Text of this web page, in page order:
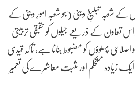
شعبہ تبلیغِ دینی (جو شعبہ امورِ دینی کے
کے ذریعے جیلوں کو حقیقی تربیتی
پہلوؤں کو مضبوط بنانا ہے، تاکہ قیدی
زیادہ مستحکم اور مثبت معاشرے کی تعمیر